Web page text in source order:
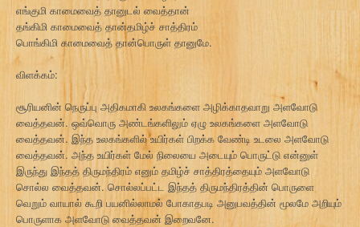
எங்குமி காமைவைத் தானுடல் வைத்தான்
தங்கிமி காமைவைத் தான்தமிழ்ச் சாத்திரம்
பொங்கிமி காமைவைத் தான்பொருள் தானுமே.
விளக்கம்:
சூரியனின் நெருப்பு அதிகமாகி உலகங்களை அழிக்காதவாறு அளவோடு
வைத்தவன். ஒவ்வொரு அண்டங்களிலும் ஏழு உலகங்களை அளவோடு
வைத்தவன். இந்த உலகங்களில் உயிர்கள் பிறக்க வேண்டி உடலை அளவோடு
வைத்தவன். அந்த உயிர்கள் மேல் நிலையை அடையும் பொருட்டு என்னுள்
இருந்து இந்தத் திருமந்திரம் எனும் தமிழ்ச் சாத்திரத்தையும் அளவோடு
சொல்ல வைத்தவன். சொல்லப்பட்ட இந்தத் திருமந்திரத்தின் பொருளை
வெறும் வாயால் கூறி பயனில்லாமல் போகாதபடி அனுபவத்தின் மூலமே அறியும்
பொருளாக அளவோடு வைத்தவன் இறைவனே.